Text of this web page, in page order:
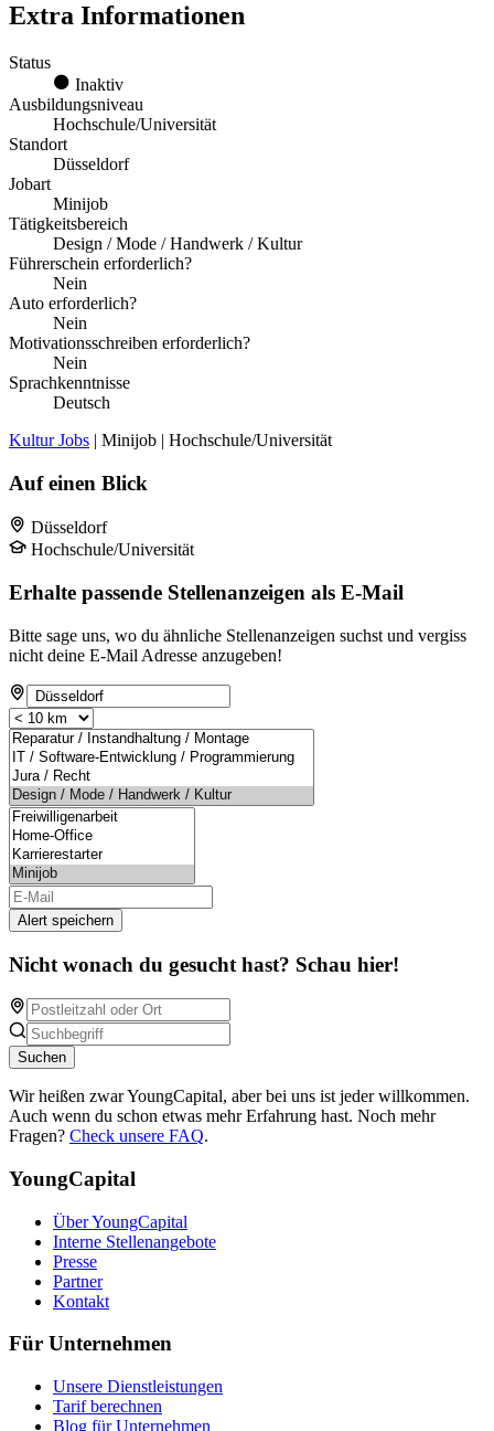
Extra Informationen
Status
Inaktiv
Ausbildungsniveau
Hochschule/Universität
Standort
Düsseldorf
Jobart
Minijob
Tätigkeitsbereich
Design / Mode / Handwerk / Kultur
Führerschein erforderlich?
Nein
Auto erforderlich?
Nein
Motivationsschreiben erforderlich?
Nein
Sprachkenntnisse
Deutsch
Kultur Jobs | Minijob | Hochschule/Universität
Auf einen Blick
Düsseldorf
Hochschule/Universität
Erhalte passende Stellenanzeigen als E-Mail
Bitte sage uns, wo du ähnliche Stellenanzeigen suchst und vergiss
nicht deine E-Mail Adresse anzugeben!
Alert speichern
Nicht wonach du gesucht hast? Schau hier!
Suchen
Wir heißen zwar YoungCapital, aber bei uns ist jeder willkommen.
Auch wenn du schon etwas mehr Erfahrung hast. Noch mehr
Fragen? Check unsere FAQ.
YoungCapital
Über YoungCapital
Interne Stellenangebote
Presse
Partner
Kontakt
Für Unternehmen
Unsere Dienstleistungen
Tarif berechnen
Blog für Unternehmen